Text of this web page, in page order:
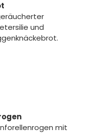
und
mit